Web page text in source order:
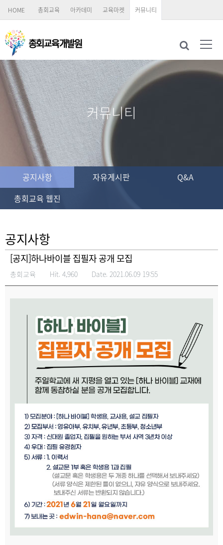
HOME 총회교육 아카데미 교육마켓 커뮤니티
커뮤니티
공지사항 자유게시판
Q&A
총회교육 웹진
공지사항
[공지]하나바이블 집필자 공개 모집
총회교육 Hit. 4,960 Date. 2021.06.09 19:55